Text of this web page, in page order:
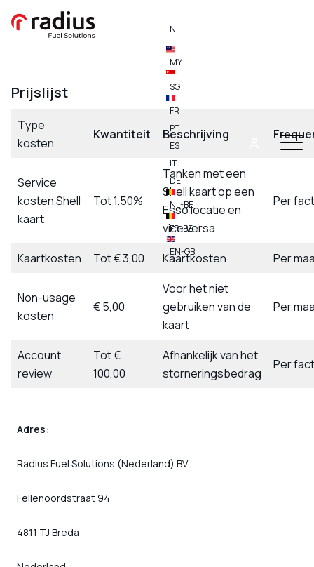
NL
MY
SG
FR
PT
ES
IT
DE
NL-BE
FR-BE
EN-GB
Prijslijst
Type
kosten
Kwantiteit Beschrijving
Service
kosten Shell
kaart
Tot 1.50%
Tanken met een
Shell kaart op een
Esso locatie en
vice versa
Per
Kaartkosten Tot € 3,00 Kaartkosten Per
Non-usage
kosten
€ 5,00
Voor het niet
gebruiken van de
kaart
Per
Account
review
Tot €
100,00
Afhankelijk van het
storneringsbedrag
Per
Adres:
Radius Fuel Solutions (Nederland) BV
Fellenoordstraat 94
4811 TJ Breda